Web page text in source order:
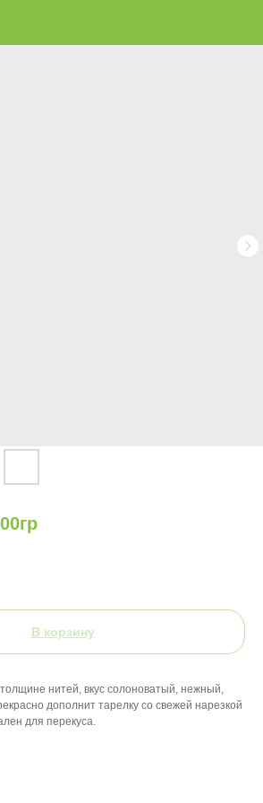
В корзину
нитей, вкус солоноватый, нежный,
дополнит тарелку со свежей нарезкой
для перекуса.